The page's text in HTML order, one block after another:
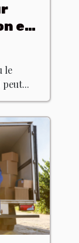
et
le